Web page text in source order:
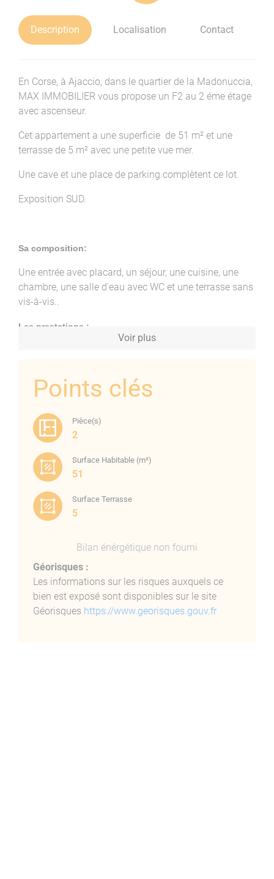
Description Localisation Contact
En Corse, à Ajaccio, dans le quartier de la Madonuccia,
MAX IMMOBILIER vous propose un F2 au 2 éme étage
avec ascenseur.
Cet appartement a une superficie de 51 m² et une
terrasse de 5 m² avec une petite vue mer.
Une cave et une place de parking complètent ce lot.
Exposition SUD.
Sa composition:
Une entrée avec placard, un séjour, une cuisine, une
chambre, une salle d'eau avec WC et une terrasse sans
vis-à-vis..
Les prestations :
Menuiseries alu double vitrage, volets roulants PVC
réversible Mitsubishi dans le salon, chaudière neuve,
chauffage central gaz, cuisine équipée (plaque, hotte,
Pas de travaux à prévoir
Charges de copropriété :240 €/trimestre
Taxe Foncière :
Voir plus
Points clés
Pièce(s)
2
Surface Habitable (m²)
51
Surface Terrasse
5
Bilan énérgétique non fourni
Géorisques :
Les informations sur les risques auxquels ce
bien est exposé sont disponibles sur le site
Géorisques https://www.georisques.gouv.fr